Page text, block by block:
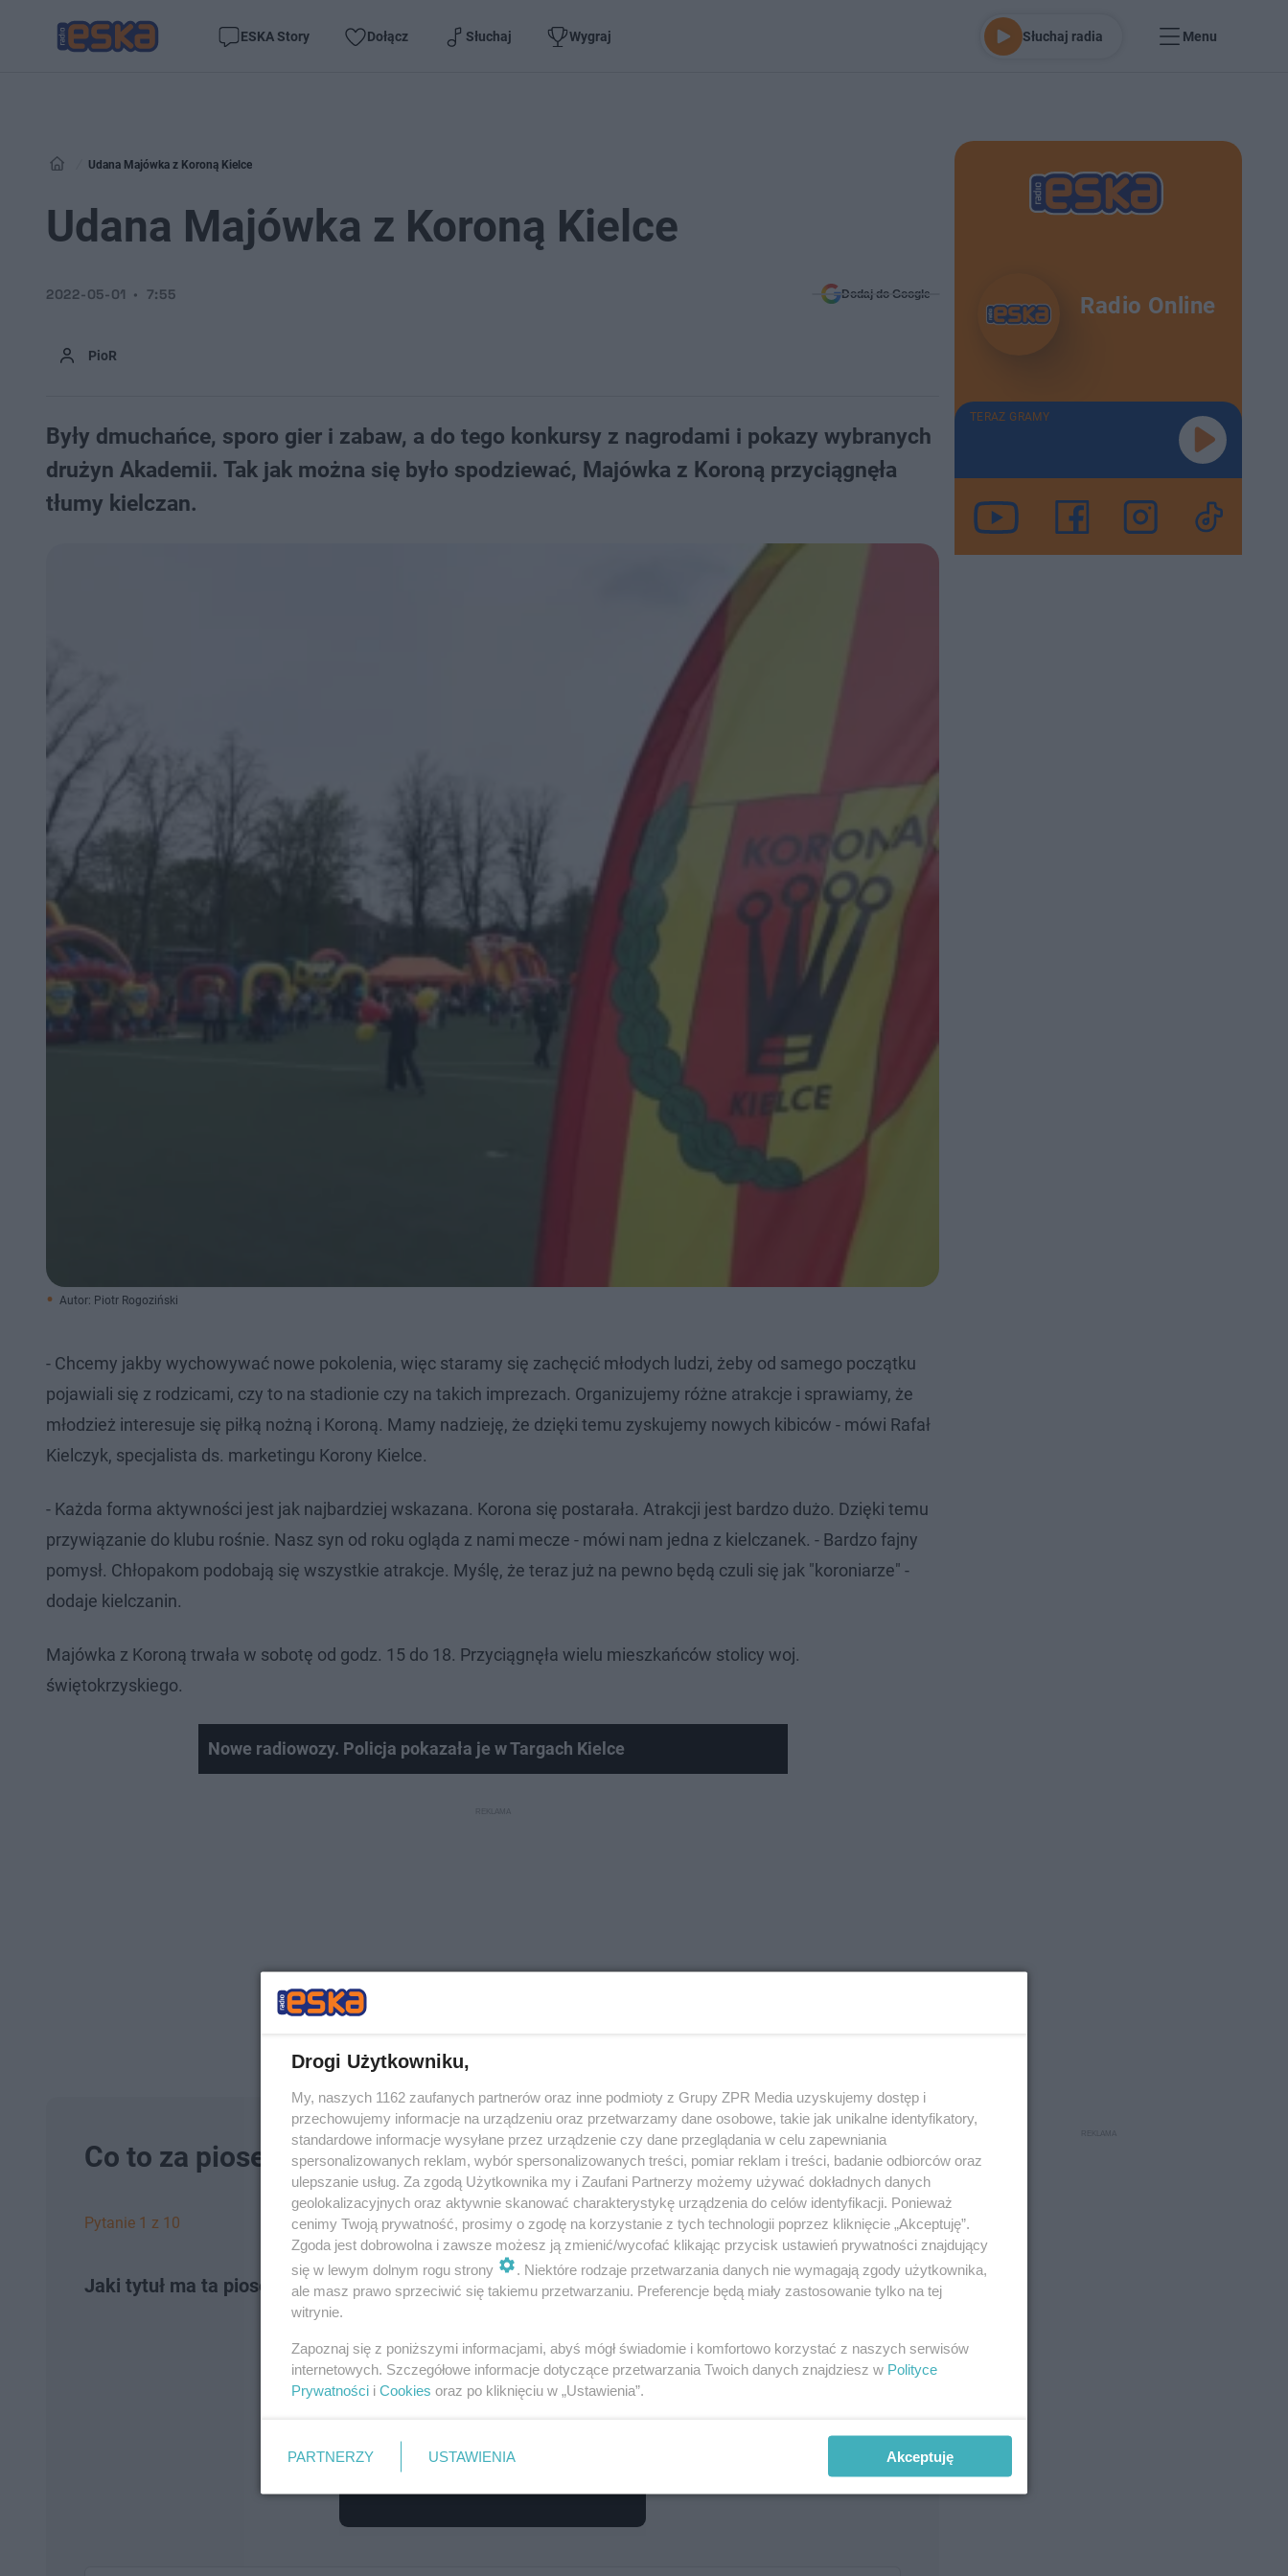
ESKA Story Dołącz Słuchaj Wygraj Słuchaj radia Menu
Udana Majówka z Koroną Kielce
Udana Majówka z Koroną Kielce
PioR
2022-05-01 7:55 Dodaj do Google
Były dmuchańce, sporo gier i zabaw, a do tego konkursy z nagrodami i pokazy wybranych
drużyn Akademii. Tak jak można się było spodziewać, Majówka z Koroną przyciągnęła
tłumy kielczan.
Autor: Piotr Rogoziński
- Chcemy jakby wychowywać nowe pokolenia, więc staramy się zachęcić młodych ludzi, żeby od samego początku
pojawiali się z rodzicami, czy to na stadionie czy na takich imprezach. Organizujemy różne atrakcje i sprawiamy, że
młodzież interesuje się piłką nożną i Koroną. Mamy nadzieję, że dzięki temu zyskujemy nowych kibiców - mówi Rafał
Kielczyk, specjalista ds. marketingu Korony Kielce.
- Każda forma aktywności jest jak najbardziej wskazana. Korona się postarała. Atrakcji jest bardzo dużo. Dzięki temu
przywiązanie do klubu rośnie. Nasz syn od roku ogląda z nami mecze - mówi nam jedna z kielczanek. - Bardzo fajny
pomysł. Chłopakom podobają się wszystkie atrakcje. Myślę, że teraz już na pewno będą czuli się jak "koroniarze" -
dodaje kielczanin.
Majówka z Koroną trwała w sobotę od godz. 15 do 18. Przyciągnęła wielu mieszkańców stolicy woj.
świętokrzyskiego.
Nowe radiowozy. Policja pokazała je w Targach Kielce
Co to za piosenka? Rozpoznaj piosenki po emotkach!
Pytanie 1 z 10
Jaki tytuł ma ta piosenka?
Radio Online
TERAZ GRAMY
Drogi Użytkowniku,
My, naszych 1162 zaufanych partnerów oraz inne podmioty z Grupy ZPR Media uzyskujemy dostęp i
przechowujemy informacje na urządzeniu oraz przetwarzamy dane osobowe, takie jak unikalne identyfikatory,
standardowe informacje wysyłane przez urządzenie czy dane przeglądania w celu zapewniania
spersonalizowanych reklam, wybór spersonalizowanych treści, pomiar reklam i treści, badanie odbiorców oraz
ulepszanie usług. Za zgodą Użytkownika my i Zaufani Partnerzy możemy używać dokładnych danych
geolokalizacyjnych oraz aktywnie skanować charakterystykę urządzenia do celów identyfikacji. Ponieważ
cenimy Twoją prywatność, prosimy o zgodę na korzystanie z tych technologii poprzez kliknięcie „Akceptuję”.
Zgoda jest dobrowolna i zawsze możesz ją zmienić/wycofać klikając przycisk ustawień prywatności znajdujący
się w lewym dolnym rogu strony
. Niektóre rodzaje przetwarzania danych nie wymagają zgody użytkownika,
ale masz prawo sprzeciwić się takiemu przetwarzaniu. Preferencje będą miały zastosowanie tylko na tej
witrynie.
Zapoznaj się z poniższymi informacjami, abyś mógł świadomie i komfortowo korzystać z naszych serwisów
internetowych. Szczegółowe informacje dotyczące przetwarzania Twoich danych znajdziesz w Polityce
Prywatności i Cookies oraz po kliknięciu w „Ustawienia”.
PARTNERZY USTAWIENIA Akceptuję